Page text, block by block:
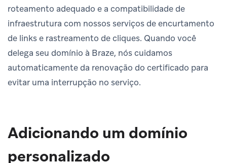
roteamento adequado e a compatibilidade de
infraestrutura com nossos serviços de encurtamento
de links e rastreamento de cliques. Quando você
delega seu domínio à Braze, nós cuidamos
automaticamente da renovação do certificado para
evitar uma interrupção no serviço.
Adicionando um domínio
personalizado